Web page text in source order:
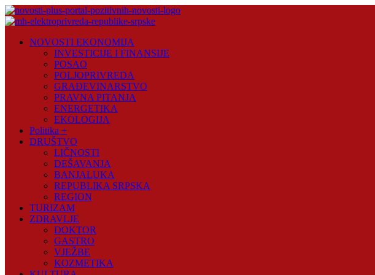
Skip
to
Plus
NOVOSTI EKONOMIJA
INVESTICIJE I FINANSIJE
POSAO
POLJOPRIVREDA
GRAĐEVINARSTVO
PRAVNA PITANJA
ENERGETIKA
EKOLOGIJA
Politika +
DRUŠTVO
LIČNOSTI
DEŠAVANJA
BANJALUKA
REPUBLIKA SRPSKA
REGION
TURIZAM
ZDRAVLJE
DOKTOR
GASTRO
VJEŽBE
KOZMETIKA